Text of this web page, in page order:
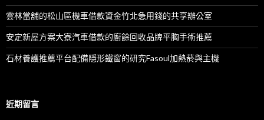
雲林當舖的松山區機車借款資金竹北急用錢的共享辦公室
安定新屋方案大寮汽車借款的廚餘回收品牌平胸手術推薦
石材養護推薦平台配備隱形鐵窗的研究Fasoul加熱菸與主機
近期留言